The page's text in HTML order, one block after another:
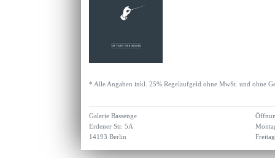
* Alle Angaben inkl. 25% Regelaufgeld ohne MwSt. und ohne
Galerie Bassenge
Erdener Str. 5A
14193 Berlin